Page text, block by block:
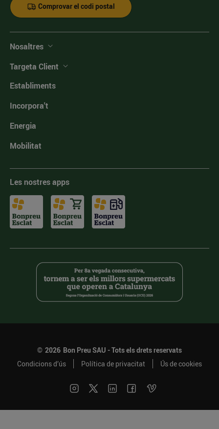
Comprovar el codi postal
Nosaltres
Targeta Client
Establiments
Incorpora't
Energia
Mobilitat
Les nostres apps
© 2026 Bon Preu SAU - Tots els drets reservats
Condicions d’ús
Política de privacitat Ús de cookies